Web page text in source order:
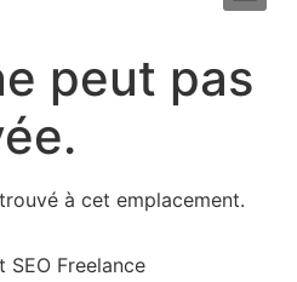
peut pas
à cet emplacement.
SEO Freelance